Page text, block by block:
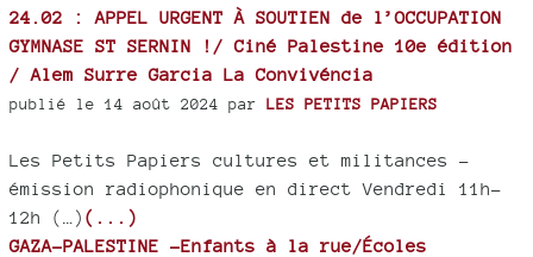
24.02 : APPEL URGENT À SOUTIEN de l’OCCUPATION
GYMNASE ST SERNIN !/ Ciné Palestine 10e édition
/ Alem Surre Garcia La Convivéncia
publié le 14 août 2024 par LES PETITS PAPIERS
Les Petits Papiers cultures et militances -
émission radiophonique en direct Vendredi 11h-
12h (…) (...)
GAZA-PALESTINE -Enfants à la rue/Écoles